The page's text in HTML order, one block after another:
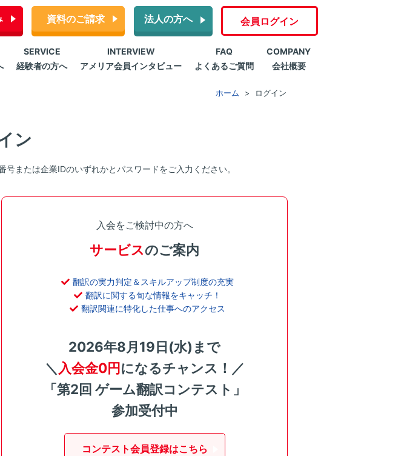
資料のご請求 法人の方へ 会員ログイン
SERVICE
経験者の方へ
INTERVIEW
アメリア会員インタビュー
FAQ
よくあるご質問
COMPANY
会社概要
ホーム ログイン
ン
または企業IDのいずれかとパスワードをご入力ください。
入会をご検討中の方へ
サービスのご案内
翻訳の実力判定＆スキルアップ制度の充実
翻訳に関する旬な情報をキャッチ！
翻訳関連に特化した仕事へのアクセス
2026年8月19日(水)まで
＼ 入会金0円になるチャンス！／
「第2回 ゲーム翻訳コンテスト」
参加受付中
コンテスト会員登録はこちら